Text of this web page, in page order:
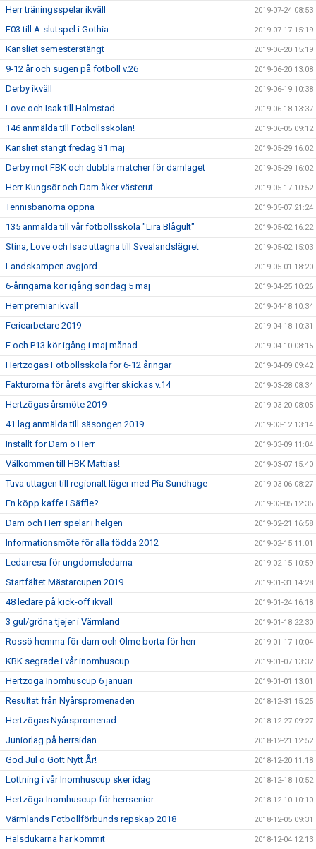
Herr träningsspelar ikväll 2019-07-24 08:53
F03 till A-slutspel i Gothia 2019-07-17 15:19
Kansliet semesterstängt 2019-06-20 15:19
9-12 år och sugen på fotboll v.26 2019-06-20 13:08
Derby ikväll 2019-06-19 10:38
Love och Isak till Halmstad 2019-06-18 13:37
146 anmälda till Fotbollsskolan! 2019-06-05 09:12
Kansliet stängt fredag 31 maj 2019-05-29 16:02
Derby mot FBK och dubbla matcher för damlaget 2019-05-29 16:02
Herr-Kungsör och Dam åker västerut 2019-05-17 10:52
Tennisbanorna öppna 2019-05-07 21:24
135 anmälda till vår fotbollsskola "Lira Blågult" 2019-05-02 16:22
Stina, Love och Isac uttagna till Svealandslägret 2019-05-02 15:03
Landskampen avgjord 2019-05-01 18:20
6-åringarna kör igång söndag 5 maj 2019-04-25 10:26
Herr premiär ikväll 2019-04-18 10:34
Feriearbetare 2019 2019-04-18 10:31
F och P13 kör igång i maj månad 2019-04-10 08:15
Hertzögas Fotbollsskola för 6-12 åringar 2019-04-09 09:42
Fakturorna för årets avgifter skickas v.14 2019-03-28 08:34
Hertzögas årsmöte 2019 2019-03-20 08:05
41 lag anmälda till säsongen 2019 2019-03-12 13:14
Inställt för Dam o Herr 2019-03-09 11:04
Välkommen till HBK Mattias! 2019-03-07 15:40
Tuva uttagen till regionalt läger med Pia Sundhage 2019-03-06 08:27
En köpp kaffe i Säffle? 2019-03-05 12:35
Dam och Herr spelar i helgen 2019-02-21 16:58
Informationsmöte för alla födda 2012 2019-02-15 11:01
Ledarresa för ungdomsledarna 2019-02-15 10:59
Startfältet Mästarcupen 2019 2019-01-31 14:28
48 ledare på kick-off ikväll 2019-01-24 16:18
3 gul/gröna tjejer i Värmland 2019-01-18 22:30
Rossö hemma för dam och Ölme borta för herr 2019-01-17 10:04
KBK segrade i vår inomhuscup 2019-01-07 13:32
Hertzöga Inomhuscup 6 januari 2019-01-01 13:01
Resultat från Nyårspromenaden 2018-12-31 15:25
Hertzögas Nyårspromenad 2018-12-27 09:27
Juniorlag på herrsidan 2018-12-21 12:52
God Jul o Gott Nytt År! 2018-12-20 11:18
Lottning i vår Inomhuscup sker idag 2018-12-18 10:52
Hertzöga Inomhuscup för herrsenior 2018-12-10 10:10
Värmlands Fotbollförbunds repskap 2018 2018-12-05 09:31
Halsdukarna har kommit 2018-12-04 12:13